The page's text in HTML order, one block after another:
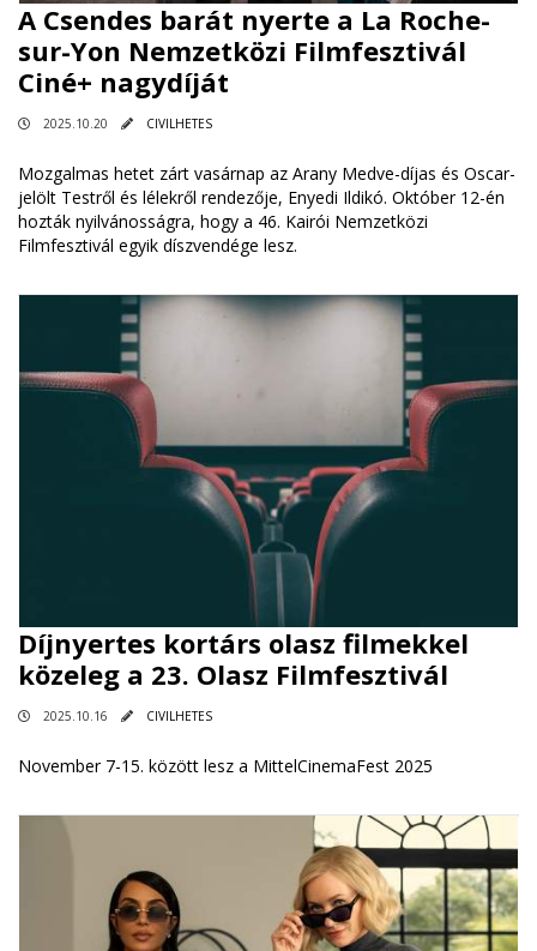
A Csendes barát nyerte a La Roche-
sur-Yon Nemzetközi Filmfesztivál
Ciné+ nagydíját
2025.10.20 CIVILHETES
Mozgalmas hetet zárt vasárnap az Arany Medve-díjas és Oscar-
jelölt Testről és lélekről rendezője, Enyedi Ildikó. Október 12-én
hozták nyilvánosságra, hogy a 46. Kairói Nemzetközi
Filmfesztivál egyik díszvendége lesz.
Díjnyertes kortárs olasz filmekkel
közeleg a 23. Olasz Filmfesztivál
2025.10.16 CIVILHETES
November 7-15. között lesz a MittelCinemaFest 2025